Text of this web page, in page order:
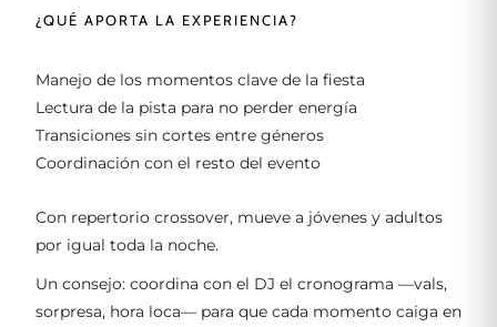
¿QUÉ APORTA LA EXPERIENCIA?
Manejo de los momentos clave de la fiesta
Lectura de la pista para no perder energía
Transiciones sin cortes entre géneros
Coordinación con el resto del evento
Con repertorio crossover, mueve a jóvenes y adultos
por igual toda la noche.
Un consejo: coordina con el DJ el cronograma —vals,
sorpresa, hora loca— para que cada momento caiga en